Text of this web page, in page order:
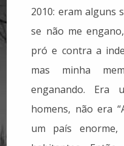
2010: eram alguns
se não me
pró e contra a
mas minha
enganando. Era
homens, não era
um país enorme,